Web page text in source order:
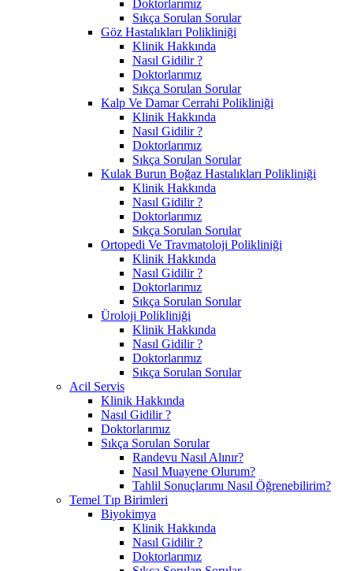
Doktorlarımız
Sıkça Sorulan Sorular
Göz Hastalıkları Polikliniği
Klinik Hakkında
Nasıl Gidilir ?
Doktorlarımız
Sıkça Sorulan Sorular
Kalp Ve Damar Cerrahi Polikliniği
Klinik Hakkında
Nasıl Gidilir ?
Doktorlarımız
Sıkça Sorulan Sorular
Kulak Burun Boğaz Hastalıkları Polikliniği
Klinik Hakkında
Nasıl Gidilir ?
Doktorlarımız
Sıkça Sorulan Sorular
Ortopedi Ve Travmatoloji Polikliniği
Klinik Hakkında
Nasıl Gidilir ?
Doktorlarımız
Sıkça Sorulan Sorular
Üroloji Polikliniği
Klinik Hakkında
Nasıl Gidilir ?
Doktorlarımız
Sıkça Sorulan Sorular
Acil Servis
Klinik Hakkında
Nasıl Gidilir ?
Doktorlarımız
Sıkça Sorulan Sorular
Randevu Nasıl Alınır?
Nasıl Muayene Olurum?
Tahlil Sonuçlarımı Nasıl Öğrenebilirim?
Temel Tıp Birimleri
Biyokimya
Klinik Hakkında
Nasıl Gidilir ?
Doktorlarımız